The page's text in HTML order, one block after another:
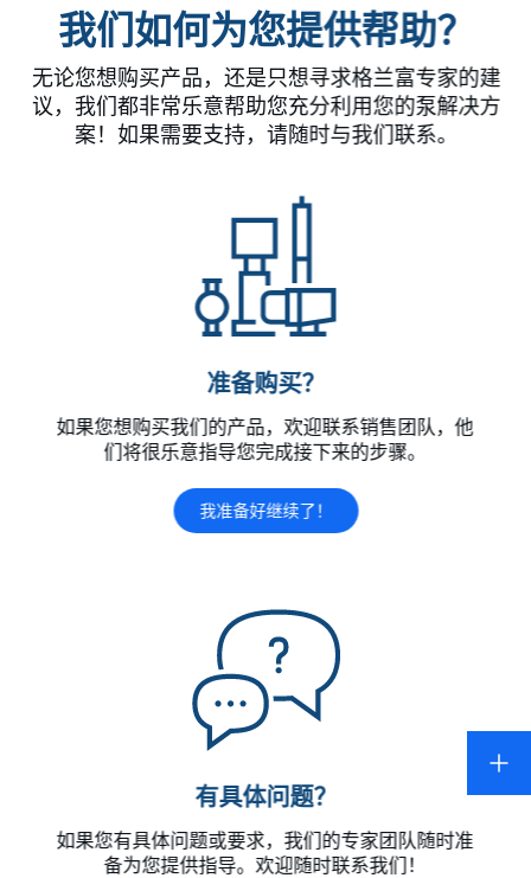
我们如何为您提供帮助？
无论您想购买产品，还是只想寻求格兰富专家的建
议，我们都非常乐意帮助您充分利用您的泵解决方
案！如果需要支持，请随时与我们联系。
准备购买？
如果您想购买我们的产品，欢迎联系销售团队，他
们将很乐意指导您完成接下来的步骤。
我准备好继续了！
有具体问题？
如果您有具体问题或要求，我们的专家团队随时准
备为您提供指导。欢迎随时联系我们！